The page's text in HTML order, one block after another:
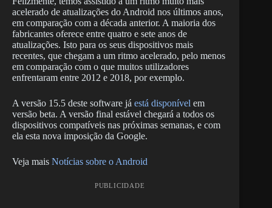
acelerado de atualizações do Android nos últimos anos,
em comparação com a década anterior. A maioria dos
fabricantes oferece entre quatro e sete anos de
atualizações. Isto para os seus dispositivos mais
recentes, que chegam a um ritmo acelerado, pelo menos
em comparação com o que muitos utilizadores
enfrentaram entre 2012 e 2018, por exemplo.
A versão 15.5 deste software já está disponível em
versão beta. A versão final estável chegará a todos os
dispositivos compatíveis nas próximas semanas, e com
ela esta nova imposição da Google.
Veja mais Notícias sobre o Android
PUBLICIDADE